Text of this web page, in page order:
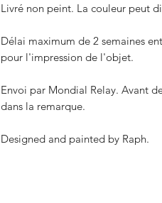
Livré non peint. La couleur peut
Délai maximum de 2 semaines
pour l'impression de l'objet.
Envoi par Mondial Relay. Avant
dans la remarque.
Designed and painted by Raph.